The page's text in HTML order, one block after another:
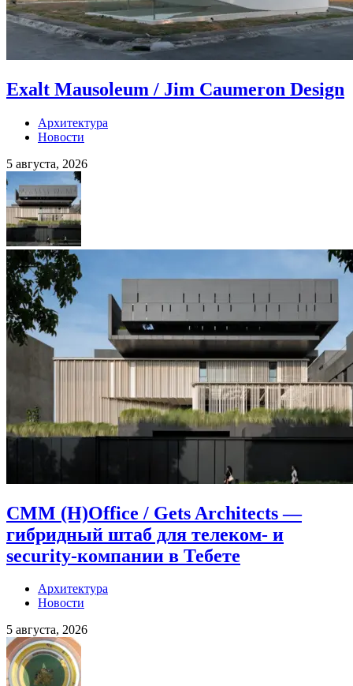
Exalt Mausoleum / Jim Caumeron Design
Архитектура
Новости
5 августа, 2026
CMM (H)Office / Gets Architects —
гибридный штаб для телеком- и
security-компании в Тебете
Архитектура
Новости
5 августа, 2026